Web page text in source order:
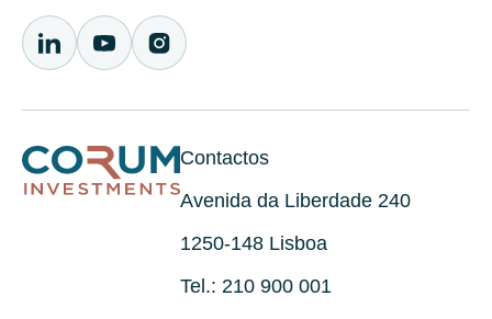
Contactos
Avenida da Liberdade 240
1250-148 Lisboa
Tel.: 210 900 001